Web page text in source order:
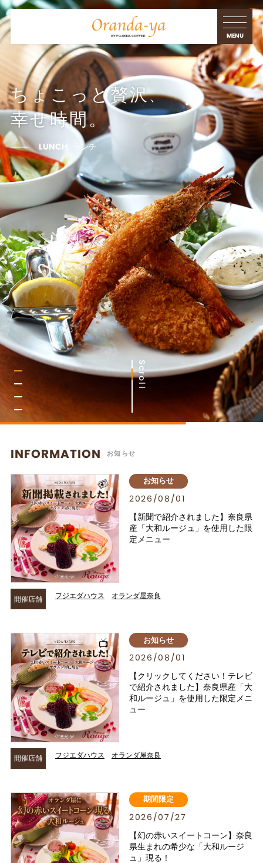
Scroll
、
MORNING モーニング
ちょこっと贅沢、
幸せ時間。
LUNCH ランチ
、
CAFE TIME カフェタイム
、
DINNER ディナー
、
MORNING モーニング
、
LUNCH ランチ
INFORMATION お知らせ
お知らせ
2026/08/01
【新聞で紹介されました】奈良県
産「大和ルージュ」を使用した限
定メニュー
開催店舗 フジエダハウス オランダ屋奈良
お知らせ
2026/08/01
【クリックしてください！テレビ
で紹介されました】奈良県産「大
和ルージュ」を使用した限定メニ
ュー
開催店舗 フジエダハウス オランダ屋奈良
期間限定
2026/07/27
【幻の赤いスイートコーン】奈良
県生まれの希少な「大和ルージ
ュ」現る！